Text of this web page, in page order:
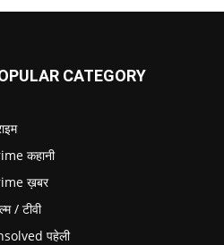
CATEGORY
कहानी
ख़बर
/ टीवी
पहेली